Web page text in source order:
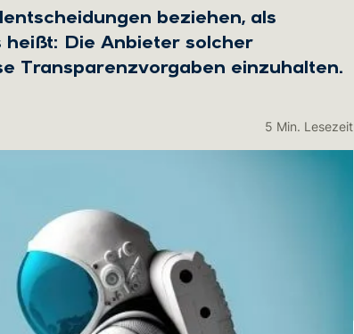
beziehen, als
Die Anbieter solcher
Transparenzvorgaben einzuhalten.
5 Min. Lesezeit